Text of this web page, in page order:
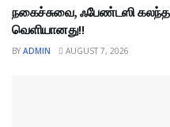
நகைச்சுவை, ஃபேண்டஸி கலந்த
வெளியானது!!
BY ADMIN AUGUST 7, 2026